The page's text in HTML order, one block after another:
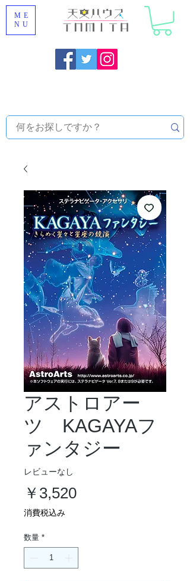
ME
NU
アストロアー
ツ KAGAYAフ
ァンタジー
レビューなし
￥3,520価
消費税込み
数量 *